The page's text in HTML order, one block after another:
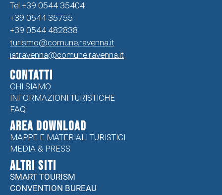
Tel +39 0544 35404
+39 0544 35755
+39 0544 482838
turismo@comune.ravenna.it
iatravenna@comune.ravenna.it
CONTATTI
CHI SIAMO
INFORMAZIONI TURISTICHE
FAQ
Area Download
MAPPE E MATERIALI TURISTICI
MEDIA & PRESS
ALTRI SITI
SMART TOURISM
CONVENTION BUREAU